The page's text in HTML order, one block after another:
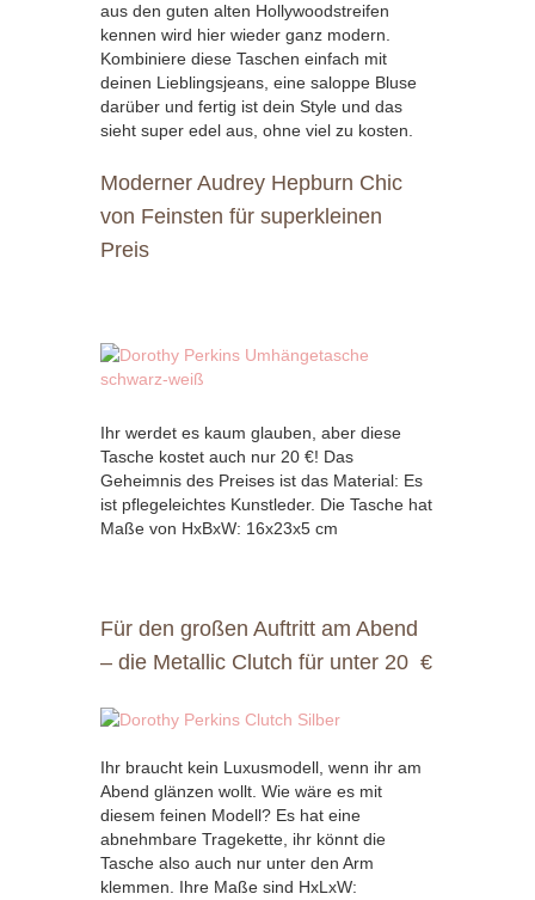
aus den guten alten Hollywoodstreifen
kennen wird hier wieder ganz modern.
Kombiniere diese Taschen einfach mit
deinen Lieblingsjeans, eine saloppe Bluse
darüber und fertig ist dein Style und das
sieht super edel aus, ohne viel zu kosten.
Moderner Audrey Hepburn Chic
von Feinsten für superkleinen
Preis
Ihr werdet es kaum glauben, aber diese
Tasche kostet auch nur 20 €! Das
Geheimnis des Preises ist das Material: Es
ist pflegeleichtes Kunstleder. Die Tasche hat
Maße von HxBxW: 16x23x5 cm
Für den großen Auftritt am Abend
– die Metallic Clutch für unter 20 €
Ihr braucht kein Luxusmodell, wenn ihr am
Abend glänzen wollt. Wie wäre es mit
diesem feinen Modell? Es hat eine
abnehmbare Tragekette, ihr könnt die
Tasche also auch nur unter den Arm
klemmen. Ihre Maße sind HxLxW: